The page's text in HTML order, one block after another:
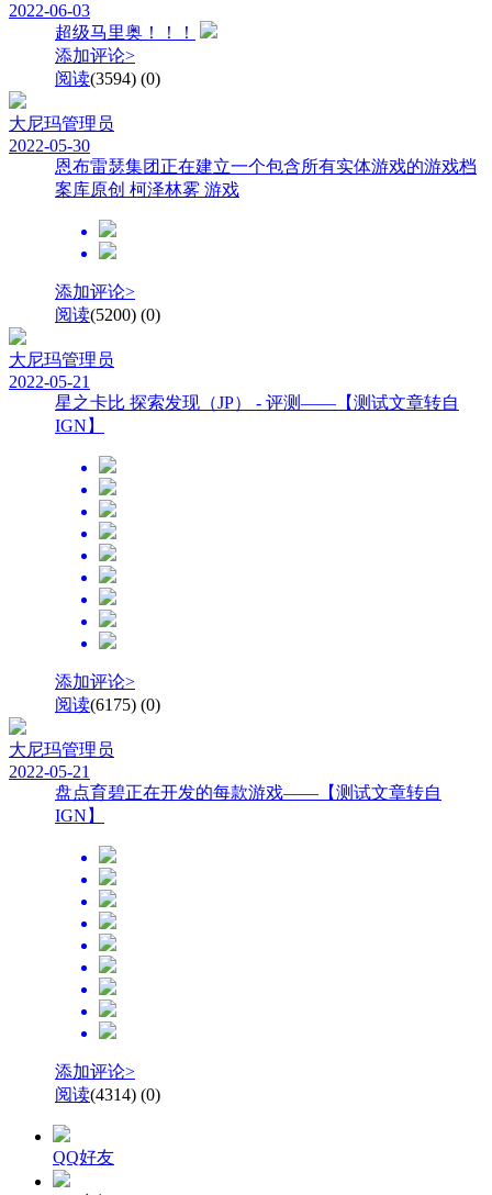
2022-06-03
超级马里奥！！！
添加评论>
阅读(3594) (0)
大尼玛管理员
2022-05-30
恩布雷瑟集团正在建立一个包含所有实体游戏的游戏档
案库原创 柯泽林雾 游戏
添加评论>
阅读(5200) (0)
大尼玛管理员
2022-05-21
星之卡比 探索发现（JP） - 评测——【测试文章转自
IGN】
添加评论>
阅读(6175) (0)
大尼玛管理员
2022-05-21
盘点育碧正在开发的每款游戏——【测试文章转自
IGN】
添加评论>
阅读(4314) (0)
QQ好友